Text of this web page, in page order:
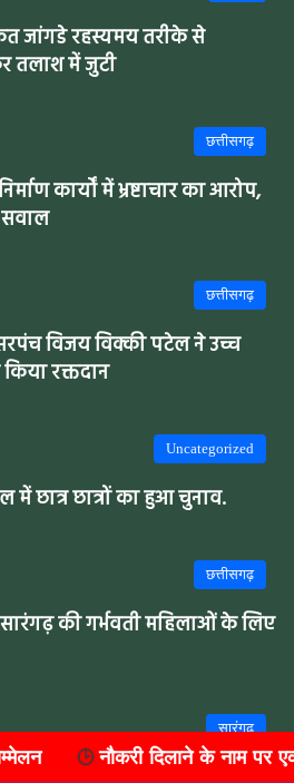
जांगडे रहस्यमय तरीके से
तलाश में जुटी
छत्तीसगढ़
कार्यों में भ्रष्टाचार का आरोप,
छत्तीसगढ़
विजय विक्की पटेल ने उच्च
किया रक्तदान
Uncategorized
छात्र छात्रों का हुआ चुनाव.
छत्तीसगढ़
सारंगढ़ की गर्भवती महिलाओं के लिए
सारंगढ़
पर एक लाख की ठगी, एक साल से फरार